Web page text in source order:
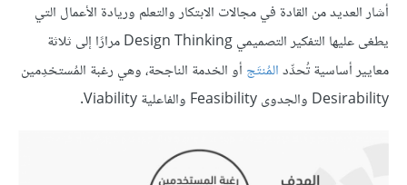
أشار العديد من القادة في مجالات الابتكار والتعلم وريادة الأعمال التي
يطغى عليها التفكير التصميمي Design Thinking مرارًا إلى ثلاثة
معايير أساسية تُحدِّدالمُنتَج أو الخدمة الناجحة، وهي رغبة المُستخدِمين
Desirability والجدوى Feasibility والفاعلية Viability.